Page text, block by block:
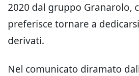
2020 dal gruppo Granarolo,
preferisce tornare a
derivati.
Nel comunicato diramato